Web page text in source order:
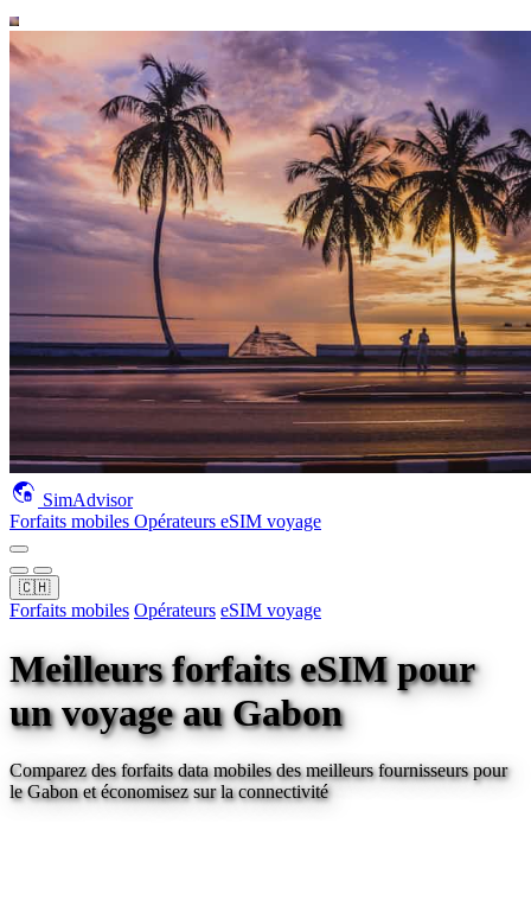
SimAdvisor
Forfaits mobiles Opérateurs eSIM voyage
🇨🇭
Forfaits mobiles Opérateurs eSIM voyage
Meilleurs forfaits eSIM pour
un voyageau Gabon
Comparez des forfaits data mobiles des meilleurs fournisseurs pour
le Gabonet économisez sur la connectivité